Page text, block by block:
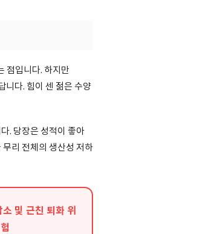
점입니다. 하지만
다. 힘이 센 젊은 수양
. 당장은 성적이 좋아
리 전체의 생산성 저하
및 근친 퇴화 위
험